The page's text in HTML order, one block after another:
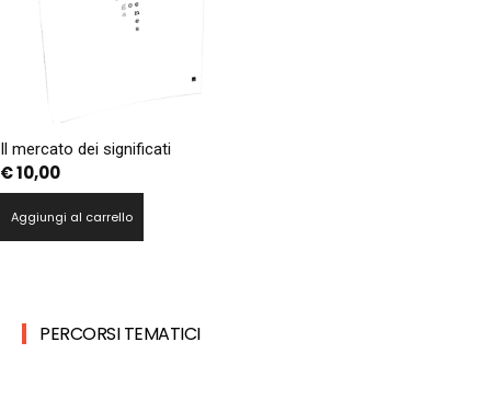
Il mercato dei significati
€10,00
Aggiungi al carrello
PERCORSI TEMATICI